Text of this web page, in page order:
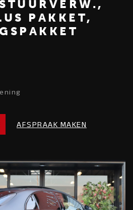
PAKKET,
AFSPRAAK MAKEN